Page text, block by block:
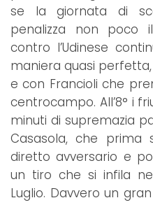
se la giornata di
penalizza non poco
contro l’Udinese
maniera quasi
e con Francioli che
centrocampo. All’8° i
minuti di supremazia
Casasola, che prima
diretto avversario e
un tiro che si infila
Luglio. Davvero un